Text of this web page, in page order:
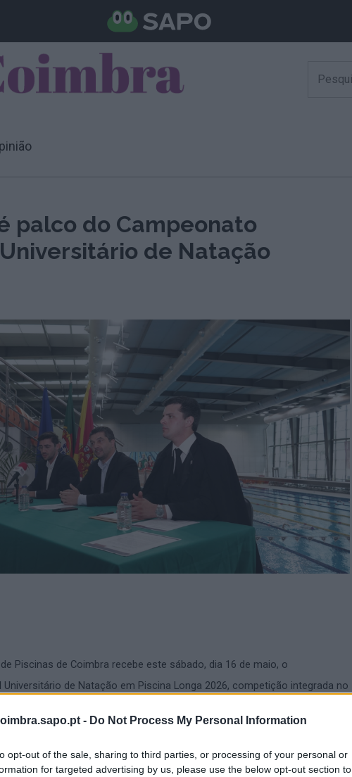
- Do Not Process My Personal Information
opt-out of the sale, sharing to third parties, or processing of your personal or
for targeted advertising by us, please use the below opt-out section to
palco do Campeonato
de Natação
Piscinas de Coimbra recebe este sábado, dia 16 de maio, o
Universitário de Natação em Piscina Longa 2026, competição integrada no
de Coimbra (AAC), com o apoio da Câmara Municipal de Coimbra. A
hoje, dia 14 de maio, em conferência de imprensa realizada no
Piscinas, com a presença do vereador do Desporto da Câmara Municipal